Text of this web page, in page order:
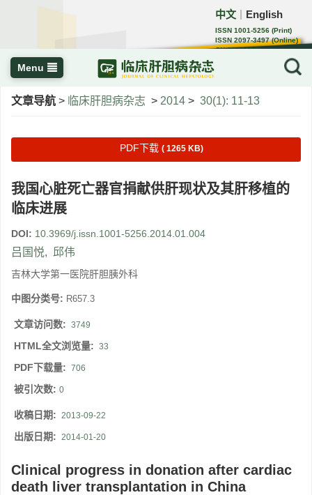
中文 English
ISSN 1001-5256 (Print)
ISSN 2097-3497 (Online)
CN 22-1108/R
Menu
文章导航 > 临床肝胆病杂志 > 2014 > 30(1): 11-13
PDF下载 ( 1265 KB)
我国心脏死亡器官捐献供肝现状及其肝移植的
临床进展
DOI: 10.3969/j.issn.1001-5256.2014.01.004
吕国悦, 邱伟
吉林大学第一医院肝胆胰外科
中图分类号: R657.3
文章访问数: 3749
HTML全文浏览量: 33
PDF下载量: 706
被引次数: 0
收稿日期: 2013-09-22
出版日期: 2014-01-20
Clinical progress in donation after cardiac
death liver transplantation in China